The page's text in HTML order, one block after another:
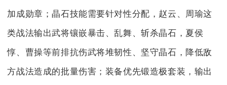
加成勋章；晶石技能需要针对性分配，赵云、周瑜这
类战法输出武将镶嵌暴击、乱舞、斩杀晶石，夏侯
惇、曹操等前排抗伤武将堆韧性、坚守晶石，降低敌
方战法造成的批量伤害；装备优先锻造极套装，输出